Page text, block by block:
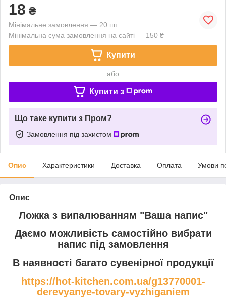
18 ₴
Мінімальне замовлення — 20 шт.
Мінімальна сума замовлення на сайті — 150 ₴
Купити
або
Купити з
Що таке купити з Пром?
Замовлення під захистом
Опис Характеристики Доставка Оплата Умови
Опис
Ложка з випалюванням "Ваша напис"
Даємо можливість самостійно вибрати
напис під замовлення
В наявності багато сувенірної продукції
https://hot-kitchen.com.ua/g13770001-
derevyanye-tovary-vyzhiganiem